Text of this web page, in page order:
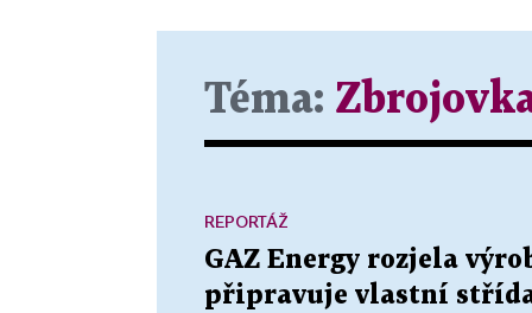
Téma:
GAZ Energy rozjela
připravuje vlastní
REPORTÁŽ